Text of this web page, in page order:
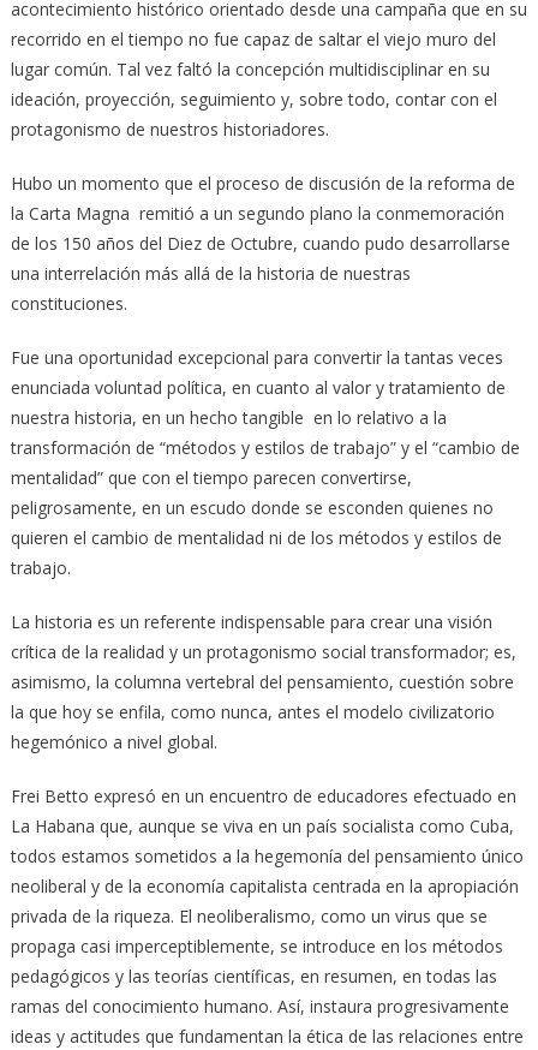
acontecimiento histórico orientado desde una campaña que en su
recorrido en el tiempo no fue capaz de saltar el viejo muro del
lugar común. Tal vez faltó la concepción multidisciplinar en su
ideación, proyección, seguimiento y, sobre todo, contar con el
protagonismo de nuestros historiadores.
Hubo un momento que el proceso de discusión de la reforma de
la Carta Magna remitió a un segundo plano la conmemoración
de los 150 años del Diez de Octubre, cuando pudo desarrollarse
una interrelación más allá de la historia de nuestras
constituciones.
Fue una oportunidad excepcional para convertir la tantas veces
enunciada voluntad política, en cuanto al valor y tratamiento de
nuestra historia, en un hecho tangible en lo relativo a la
transformación de “métodos y estilos de trabajo” y el “cambio de
mentalidad” que con el tiempo parecen convertirse,
peligrosamente, en un escudo donde se esconden quienes no
quieren el cambio de mentalidad ni de los métodos y estilos de
trabajo.
La historia es un referente indispensable para crear una visión
crítica de la realidad y un protagonismo social transformador; es,
asimismo, la columna vertebral del pensamiento, cuestión sobre
la que hoy se enfila, como nunca, antes el modelo civilizatorio
hegemónico a nivel global.
Frei Betto expresó en un encuentro de educadores efectuado en
La Habana que, aunque se viva en un país socialista como Cuba,
todos estamos sometidos a la hegemonía del pensamiento único
neoliberal y de la economía capitalista centrada en la apropiación
privada de la riqueza. El neoliberalismo, como un virus que se
propaga casi imperceptiblemente, se introduce en los métodos
pedagógicos y las teorías científicas, en resumen, en todas las
ramas del conocimiento humano. Así, instaura progresivamente
ideas y actitudes que fundamentan la ética de las relaciones entre